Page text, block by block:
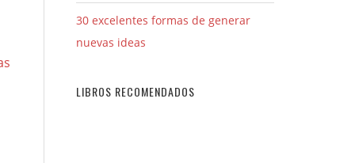
30 excelentes formas de generar
nuevas ideas
LIBROS RECOMENDADOS